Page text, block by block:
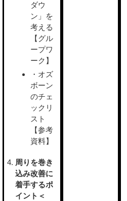
ダウ
ン」を
考える
【グル
ープワ
ーク】
・オズ
ボーン
のチェ
ックリ
スト
【参考
資料】
周りを巻き
込み改善に
着手するポ
イント＜